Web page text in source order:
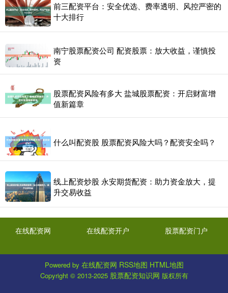
前三配资平台：安全优选、费率透明、风控严密的
十大排行
南宁股票配资公司 配资股票：放大收益，谨慎投
资
股票配资风险有多大 盐城股票配资：开启财富增
值新篇章
什么叫配资股 股票配资风险大吗？配资安全吗？
线上配资炒股 永安期货配资：助力资金放大，提
升交易收益
在线配资网 在线配资开户 股票配资门户
Powered by 在线配资网 RSS地图 HTML地图
Copyright © 2013-2025 股票配资知识网 版权所有